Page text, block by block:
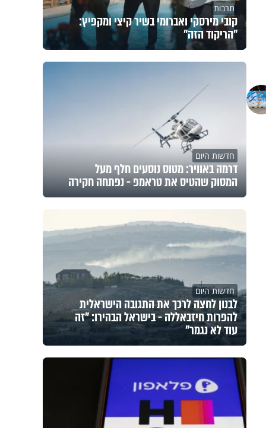
תרבות
קובי מירסקי ואברומי בשיר קיצי ומקפיץ:
"הריקוד הזה"
חדשות היום
דרמה באוויר: מטוס נוסעים חלף מעל
המסוק שהטיס את טראמפ - נפתחה חקירה
חדשות היום
לבנון לחצה לרכך את התגובה הישראלית
להפרות חיזבאללה - בישראל הבהירו: "זה
עוד לא נגמר"